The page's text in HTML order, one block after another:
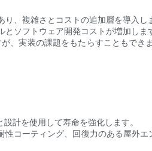
、複雑さとコストの追加層を導入し
ソフトウェア開発コストが増加しま
、実装の課題をもたらすこともでき
計を使用して寿命を強化します。
コーティング、回復力のある屋外